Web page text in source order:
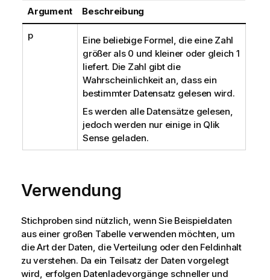
Argument Beschreibung
p
Eine beliebige Formel, die eine Zahl
größer als 0 und kleiner oder gleich 1
liefert. Die Zahl gibt die
Wahrscheinlichkeit an, dass ein
bestimmter Datensatz gelesen wird.
Es werden alle Datensätze gelesen,
jedoch werden nur einige in Qlik
Sensegeladen.
Verwendung
Stichproben sind nützlich, wenn Sie Beispieldaten
aus einer großen Tabelle verwenden möchten, um
die Art der Daten, die Verteilung oder den Feldinhalt
zu verstehen. Da ein Teilsatz der Daten vorgelegt
wird, erfolgen Datenladevorgänge schneller und